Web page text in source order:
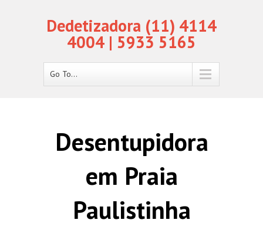
Dedetizadora (11) 4114
4004 | 5933 5165
Go To...
Desentupidora
em Praia
Paulistinha